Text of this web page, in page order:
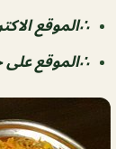
∴الموقع
∴الموقع